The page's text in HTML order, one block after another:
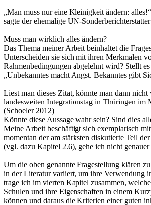
„Man muss nur eine Kleinigkeit ändern: alles!“
sagte der ehemalige UN-
Muss man wirklich alles ändern?
Das Thema meiner Arbeit beinhaltet die
Unterscheiden sie sich mit ihren Merkmalen
Rahmenbedingungen abgelehnt wird? Stellt
„Unbekanntes macht Angst. Bekanntes gibt
Liest man dieses Zitat, könnte man dann
landesweiten Integrationstag in Thüringen im
(Schoeler 2012)
Könnte diese Aussage wahr sein? Sind dies
Meine Arbeit beschäftigt sich exemplarisch
momentan der am stärksten diskutierte Teil
(vgl. dazu Kapitel 2.6), gehe ich nicht
Um die oben genannte Fragestellung klären
in der Literatur variiert, um ihre Verwendung
trage ich im vierten Kapitel zusammen,
Schulen und ihre Eigenschaften in einem
können und daraus die Kriterien einer guten